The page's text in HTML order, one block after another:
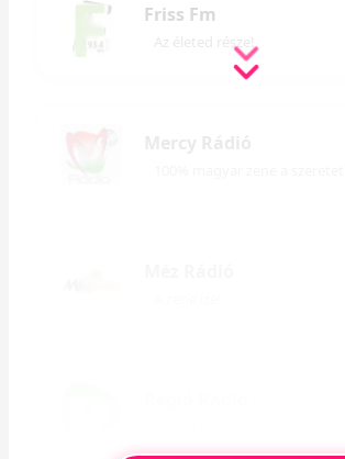
Friss Fm
Az életed része!